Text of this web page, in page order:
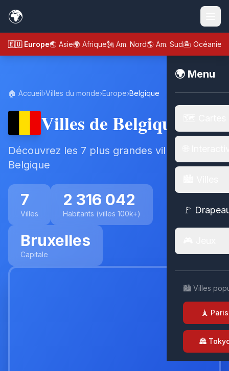
🌍
🇪🇺 Europe🌏 Asie🌍 Afrique🗽 Am. Nord🌎 Am. Sud🏝️ Océanie
🌍 Menu
🚩
🏙️ Villes
🗼 Paris
🏯
🏠 Accueil›Villes du monde›Europe›Belgique
Villes de Belgique
Découvrez les 7 plus grandes villes de
Belgique
7
Villes
2 316 042
Habitants (villes 100k+)
Bruxelles
Capitale